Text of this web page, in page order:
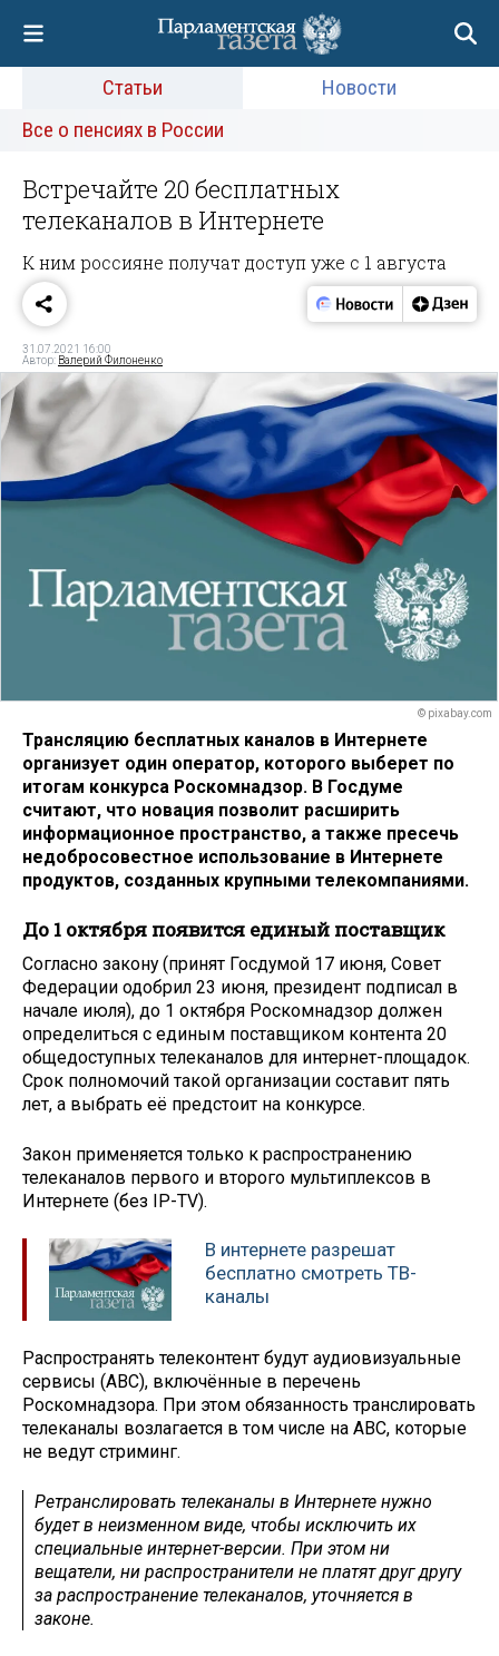
Статьи
Новости
Все о пенсиях в России
Встречайте 20 бесплатных
телеканалов в Интернете
К ним россияне получат доступ уже с 1 августа
31.07.2021 16:00
Автор: Валерий Филоненко
© pixabay.com
Трансляцию бесплатных каналов в Интернете
организует один оператор, которого выберет по
итогам конкурса Роскомнадзор. В Госдуме
считают, что новация позволит расширить
информационное пространство, а также пресечь
недобросовестное использование в Интернете
продуктов, созданных крупными телекомпаниями.
До 1 октября появится единый поставщик
Согласно закону (принят Госдумой 17 июня, Совет
Федерации одобрил 23 июня, президент подписал в
начале июля), до 1 октября Роскомнадзор должен
определиться с единым поставщиком контента 20
общедоступных телеканалов для интернет-площадок.
Срок полномочий такой организации составит пять
лет, а выбрать её предстоит на конкурсе.
Закон применяется только к распространению
телеканалов первого и второго мультиплексов в
Интернете (без IP-TV).
В интернете разрешат
бесплатно смотреть ТВ-
каналы
Распространять телеконтент будут аудиовизуальные
сервисы (АВС), включённые в перечень
Роскомнадзора. При этом обязанность транслировать
телеканалы возлагается в том числе на АВС, которые
не ведут стриминг.
Ретранслировать телеканалы в Интернете нужно
будет в неизменном виде, чтобы исключить их
специальные интернет-версии. При этом ни
вещатели, ни распространители не платят друг другу
за распространение телеканалов, уточняется в
законе.